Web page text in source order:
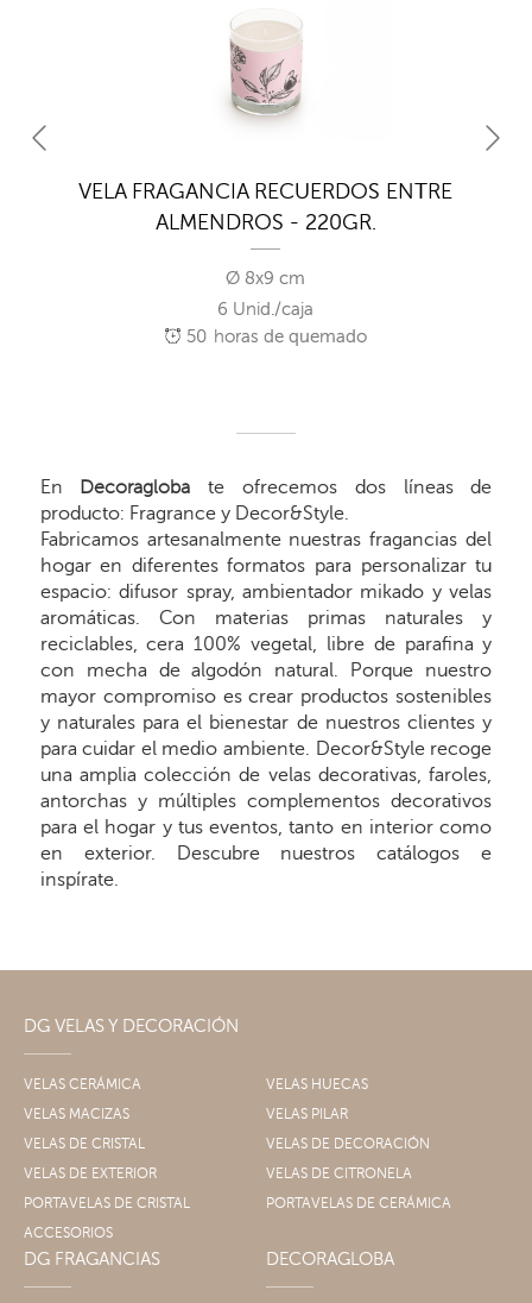
VELA FRAGANCIA RECUERDOS ENTRE
ALMENDROS - 220GR.
Ø 8x9 cm
6 Unid./caja
50 horas de quemado
En Decoragloba te ofrecemos dos líneas de
producto: Fragrance y Decor&Style.
Fabricamos artesanalmente nuestras fragancias del
hogar en diferentes formatos para personalizar tu
espacio: difusor spray, ambientador mikado y velas
aromáticas. Con materias primas naturales y
reciclables, cera 100% vegetal, libre de parafina y
con mecha de algodón natural. Porque nuestro
mayor compromiso es crear productos sostenibles
y naturales para el bienestar de nuestros clientes y
para cuidar el medio ambiente. Decor&Style recoge
una amplia colección de velas decorativas, faroles,
antorchas y múltiples complementos decorativos
para el hogar y tus eventos, tanto en interior como
en exterior. Descubre nuestros catálogos e
inspírate.
DG VELAS Y DECORACIÓN
VELAS CERÁMICA
VELAS HUECAS
VELAS MACIZAS
VELAS PILAR
VELAS DE CRISTAL
VELAS DE DECORACIÓN
VELAS DE EXTERIOR
VELAS DE CITRONELA
PORTAVELAS DE CRISTAL
PORTAVELAS DE CERÁMICA
ACCESORIOS
DG FRAGANCIAS DECORAGLOBA